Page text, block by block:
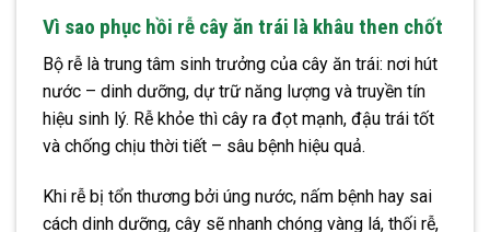
Vì sao phục hồi rễ cây ăn trái là khâu then chốt
Bộ rễ là trung tâm sinh trưởng của cây ăn trái: nơi hút
nước – dinh dưỡng, dự trữ năng lượng và truyền tín
hiệu sinh lý. Rễ khỏe thì cây ra đọt mạnh, đậu trái tốt
và chống chịu thời tiết – sâu bệnh hiệu quả.
Khi rễ bị tổn thương bởi úng nước, nấm bệnh hay sai
cách dinh dưỡng, cây sẽ nhanh chóng vàng lá, thối rễ,